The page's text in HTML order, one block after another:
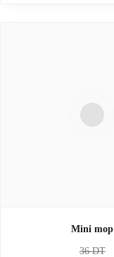
Mini mop
36DT